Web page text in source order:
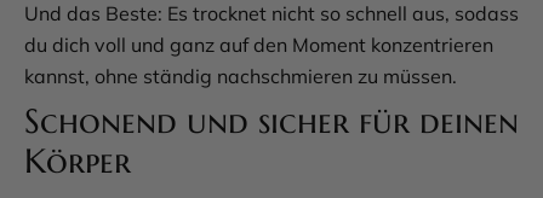
Und das Beste: Es trocknet nicht so schnell aus, sodass
du dich voll und ganz auf den Moment konzentrieren
kannst, ohne ständig nachschmieren zu müssen.
Schonend und sicher für deinen
Körper